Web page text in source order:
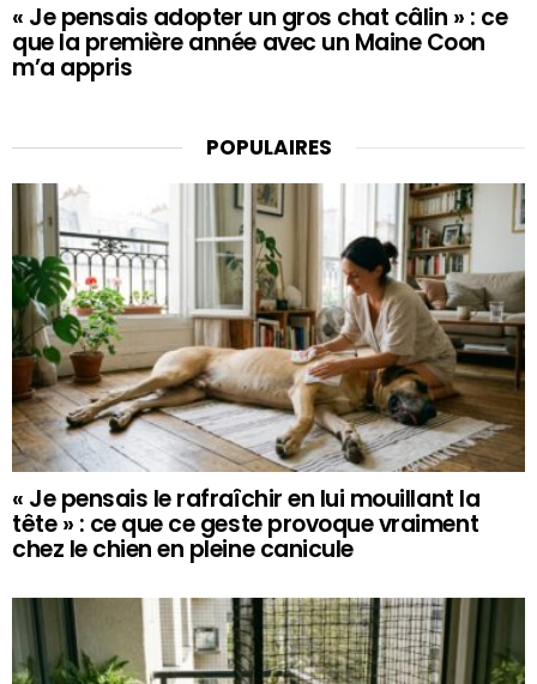
« Je pensais adopter un gros chat câlin » : ce
que la première année avec un Maine Coon
m’a appris
POPULAIRES
« Je pensais le rafraîchir en lui mouillant la
tête » : ce que ce geste provoque vraiment
chez le chien en pleine canicule